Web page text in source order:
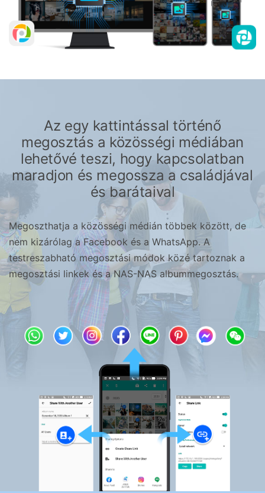
Az egy kattintással történő
megosztás a közösségi médiában
lehetővé teszi, hogy kapcsolatban
maradjon és megossza a családjával
és barátaival
Megoszthatja a közösségi médián többek között, de
nem kizárólag a Facebook és a WhatsApp. A
testreszabható megosztási módok közé tartoznak a
megosztási linkek és a NAS-NAS albummegosztás.